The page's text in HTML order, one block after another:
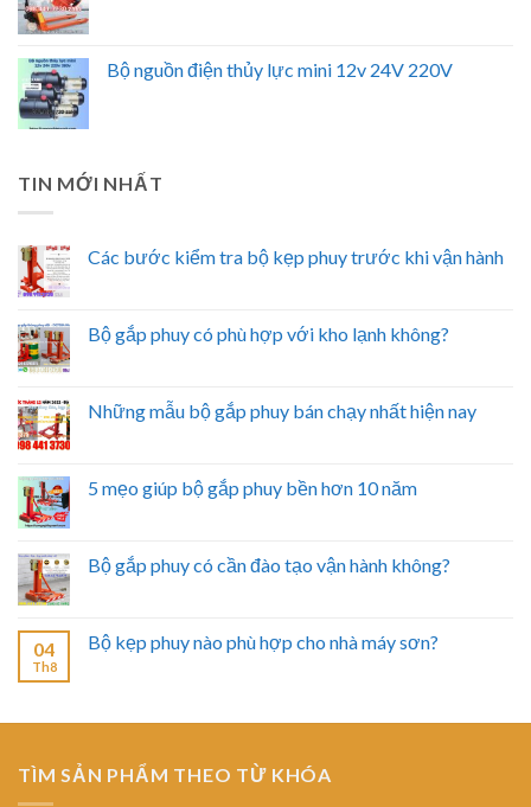
Bộ nguồn điện thủy lực mini 12v 24V 220V
TIN MỚI NHẤT
Các bước kiểm tra bộ kẹp phuy trước khi vận hành
Bộ gắp phuy có phù hợp với kho lạnh không?
Những mẫu bộ gắp phuy bán chạy nhất hiện nay
5 mẹo giúp bộ gắp phuy bền hơn 10 năm
Bộ gắp phuy có cần đào tạo vận hành không?
04
Th8
Bộ kẹp phuy nào phù hợp cho nhà máy sơn?
TÌM SẢN PHẨM THEO TỪ KHÓA